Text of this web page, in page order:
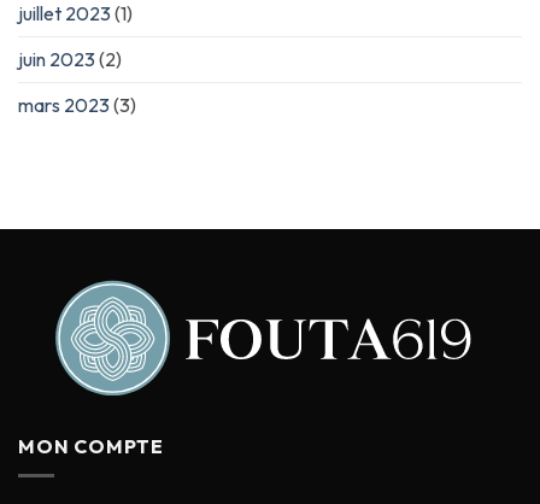
juillet 2023(1)
juin 2023(2)
mars 2023(3)
MON COMPTE